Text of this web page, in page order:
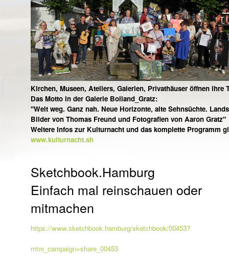
Kirchen, Museen, Ateliers, Galerien, Privathäuser öffnen ihre
Das Motto in der Galerie Bolland_Gratz:
"Weit weg. Ganz nah. Neue Horizonte, alte Sehnsüchte.
Bilder von Thomas Freund und Fotografien von Aaron Gratz"
Weitere Infos zur Kulturnacht und das komplette Programm
www.kulturnacht.sh
Sketchbook.Hamburg
Einfach mal reinschauen oder
mitmachen
https://www.sketchbook.hamburg/sketchbook/00453?
mtm_campaign=share_00453